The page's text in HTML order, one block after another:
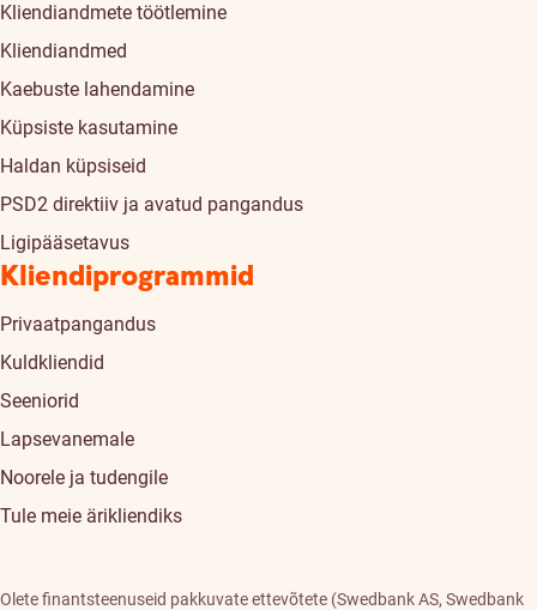
Kliendiandmete töötlemine
Kliendiandmed
Kaebuste lahendamine
Küpsiste kasutamine
Haldan küpsiseid
PSD2 direktiiv ja avatud pangandus
Ligipääsetavus
Kliendiprogrammid
Privaatpangandus
Kuldkliendid
Seeniorid
Lapsevanemale
Noorele ja tudengile
Tule meie ärikliendiks
Olete finantsteenuseid pakkuvate ettevõtete (Swedbank AS, Swedbank